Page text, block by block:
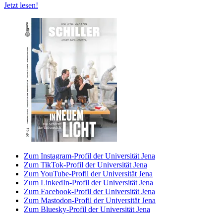
Jetzt lesen!
Zum Instagram-Profil der Universität Jena
Zum TikTok-Profil der Universität Jena
Zum YouTube-Profil der Universität Jena
Zum LinkedIn-Profil der Universität Jena
Zum Facebook-Profil der Universität Jena
Zum Mastodon-Profil der Universität Jena
Zum Bluesky-Profil der Universität Jena